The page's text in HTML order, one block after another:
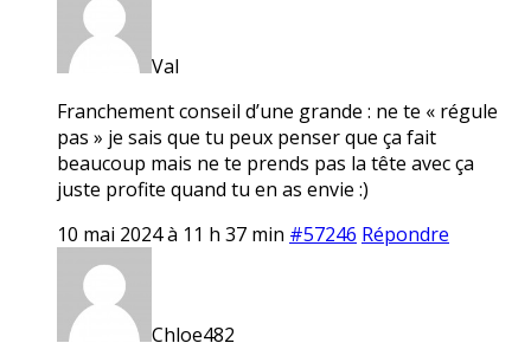
Val
Franchement conseil d’une grande : ne te « régule
pas » je sais que tu peux penser que ça fait
beaucoup mais ne te prends pas la tête avec ça
juste profite quand tu en as envie :)
10 mai 2024 à 11 h 37 min #57246 Répondre
Chloe482